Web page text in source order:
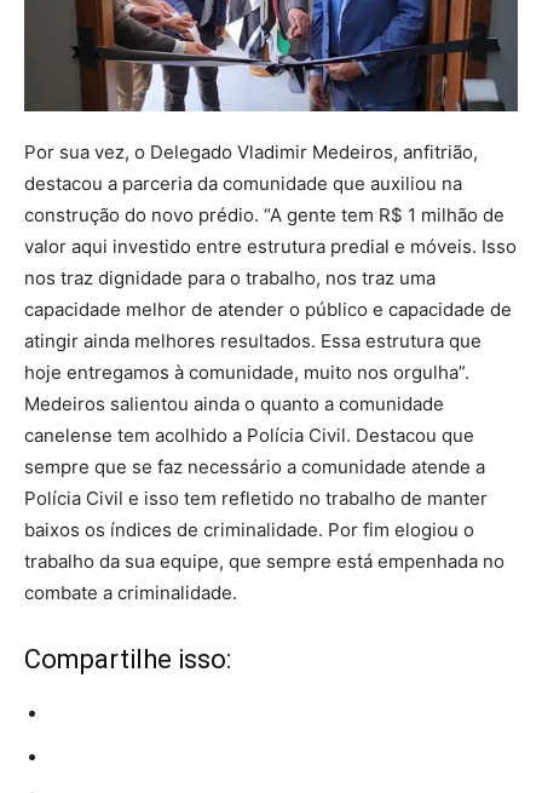
Por sua vez, o Delegado Vladimir Medeiros, anfitrião,
destacou a parceria da comunidade que auxiliou na
construção do novo prédio. “A gente tem R$ 1 milhão de
valor aqui investido entre estrutura predial e móveis. Isso
nos traz dignidade para o trabalho, nos traz uma
capacidade melhor de atender o público e capacidade de
atingir ainda melhores resultados. Essa estrutura que
hoje entregamos à comunidade, muito nos orgulha”.
Medeiros salientou ainda o quanto a comunidade
canelense tem acolhido a Polícia Civil. Destacou que
sempre que se faz necessário a comunidade atende a
Polícia Civil e isso tem refletido no trabalho de manter
baixos os índices de criminalidade. Por fim elogiou o
trabalho da sua equipe, que sempre está empenhada no
combate a criminalidade.
Compartilhe isso: